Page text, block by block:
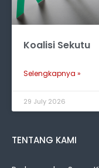
Koalisi Sekutu
Selengkapnya »
29 July 2026
TENTANG KAMI